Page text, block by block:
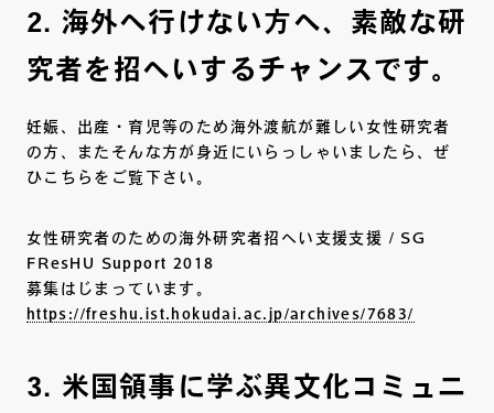
2. 海外へ行けない方へ、素敵な研
究者を招へいするチャンスです。
妊娠、出産・育児等のため海外渡航が難しい女性研究者
の方、またそんな方が身近にいらっしゃいましたら、ぜ
ひこちらをご覧下さい。
女性研究者のための海外研究者招へい支援支援 / SG
FResHU Support 2018
募集はじまっています。
https://freshu.ist.hokudai.ac.jp/archives/7683/
3. 米国領事に学ぶ異文化コミュニ